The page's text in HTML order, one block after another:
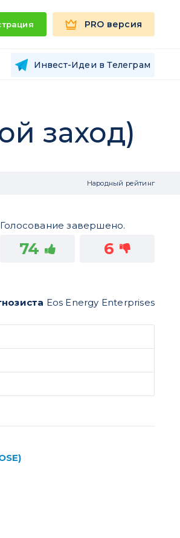
PRO версия
Инвест-Идеи в Телеграм
заход)
Народный рейтинг
Голосование завершено.
74 6
Eos Energy Enterprises